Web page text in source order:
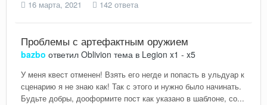
16 марта, 2021
142 ответа
Проблемы с артефактным оружием
bazbo ответил Oblivion тема в Legion x1 - x5
У меня квест отменен! Взять его негде и попасть в ульдуар к
сценарию я не знаю как! Так с этого и нужно было начинать.
Будьте добры, дооформите пост как указано в шаблоне, со...